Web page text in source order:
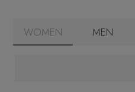
WOMEN MEN